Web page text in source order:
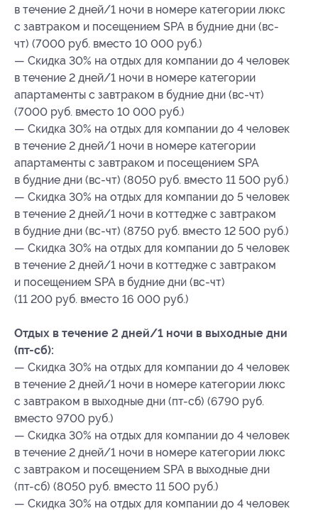
в течение 2 дней/1 ночи в номере категории люкс
с завтраком и посещением SPA в будние дни (вс-
чт) (7000 руб. вместо 10 000 руб.)
— Скидка 30% на отдых для компании до 4 человек
в течение 2 дней/1 ночи в номере категории
апартаменты с завтраком в будние дни (вс-чт)
(7000 руб. вместо 10 000 руб.)
— Скидка 30% на отдых для компании до 4 человек
в течение 2 дней/1 ночи в номере категории
апартаменты с завтраком и посещением SPA
в будние дни (вс-чт) (8050 руб. вместо 11 500 руб.)
— Скидка 30% на отдых для компании до 5 человек
в течение 2 дней/1 ночи в коттедже с завтраком
в будние дни (вс-чт) (8750 руб. вместо 12 500 руб.)
— Скидка 30% на отдых для компании до 5 человек
в течение 2 дней/1 ночи в коттедже с завтраком
и посещением SPA в будние дни (вс-чт)
(11 200 руб. вместо 16 000 руб.)
Отдых в течение 2 дней/1 ночи в выходные дни
(пт-сб):
— Скидка 30% на отдых для компании до 4 человек
в течение 2 дней/1 ночи в номере категории люкс
с завтраком в выходные дни (пт-сб) (6790 руб.
вместо 9700 руб.)
— Скидка 30% на отдых для компании до 4 человек
в течение 2 дней/1 ночи в номере категории люкс
с завтраком и посещением SPA в выходные дни
(пт-сб) (8050 руб. вместо 11 500 руб.)
— Скидка 30% на отдых для компании до 4 человек